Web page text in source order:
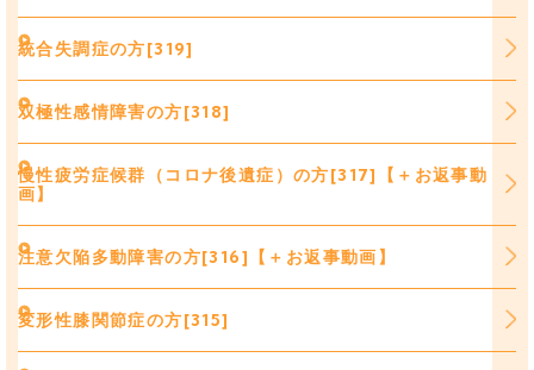
統合失調症の方[319]
双極性感情障害の方[318]
慢性疲労症候群（コロナ後遺症）の方[317]【＋お返事動
画】
注意欠陥多動障害の方[316]【＋お返事動画】
変形性膝関節症の方[315]